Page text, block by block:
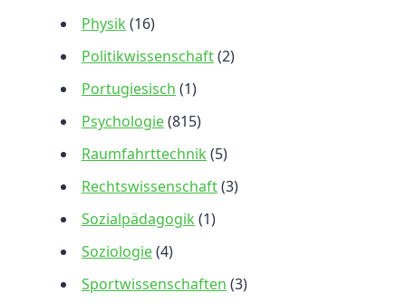
Physik (16)
Politikwissenschaft(2)
Portugiesisch (1)
Psychologie(815)
Raumfahrttechnik (5)
Rechtswissenschaft(3)
Sozialpädagogik (1)
Soziologie(4)
Sportwissenschaften (3)